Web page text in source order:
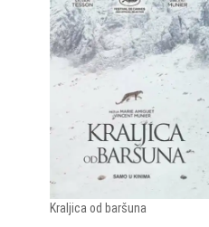
Kraljica od baršuna